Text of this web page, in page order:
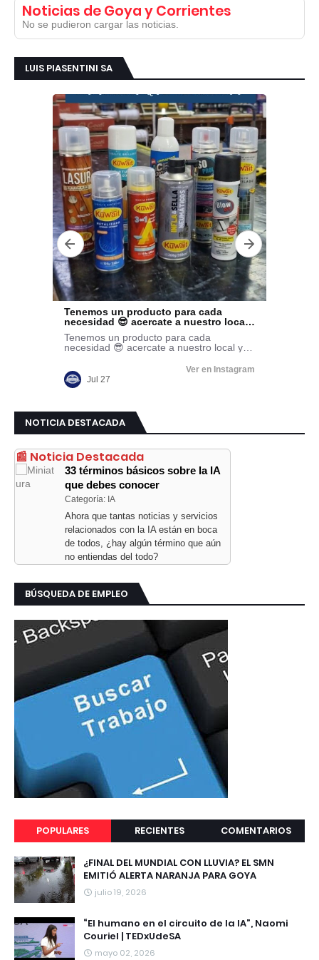
Noticias de Goya y Corrientes
No se pudieron cargar las noticias.
LUIS PIASENTINI SA
NOTICIA DESTACADA
📰 Noticia Destacada
33 términos básicos sobre la IA
que debes conocer
Categoría: IA
Ahora que tantas noticias y servicios
relacionados con la IA están en boca
de todos, ¿hay algún término que aún
no entiendas del todo?
BÚSQUEDA DE EMPLEO
POPULARES RECIENTES COMENTARIOS
¿FINAL DEL MUNDIAL CON LLUVIA? EL SMN
EMITIÓ ALERTA NARANJA PARA GOYA
julio 19, 2026
“El humano en el circuito de la IA”, Naomi
Couriel | TEDxUdeSA
mayo 02, 2026